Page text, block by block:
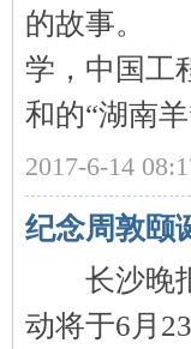
的故事。
学，中国工
和的“湖南
2017-6-14
纪念周敦颐
长沙晚报
动将于6月